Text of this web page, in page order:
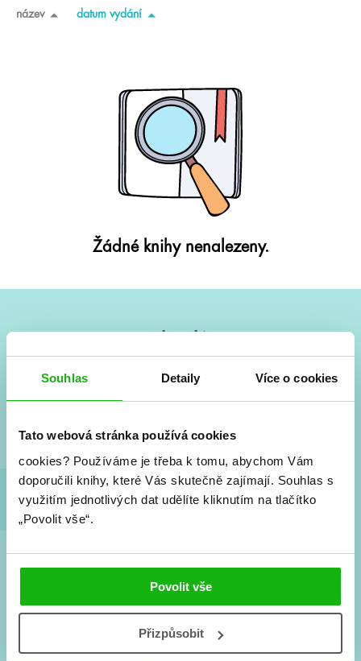
Souhlas Detaily Více o cookies
Tato webová stránka používá cookies
cookies? Používáme je třeba k tomu, abychom Vám
doporučili knihy, které Vás skutečně zajímají. Souhlas s
využitím jednotlivých dat udělíte kliknutím na tlačítko
„Povolit vše“.
Povolit vše
Přizpůsobit
název datum vydání
Žádné knihy nenalezeny.
Vše kolem #youngadult každý měsíc rovnou do mailu!
a seriálové adaptace a další.
Souhlasím spodmínkami zpracování osobních údajů
Tvá e-mailová adresa je u nás v bezpečí. Přečti si